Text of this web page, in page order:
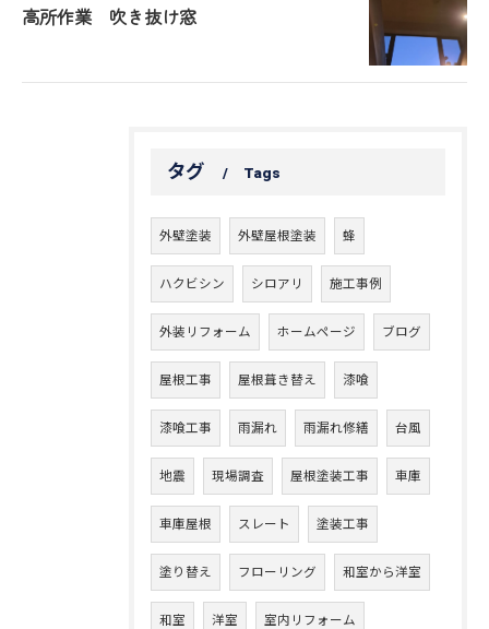
高所作業 吹き抜け窓
タグ Tags
外壁塗装 外壁屋根塗装 蜂
ハクビシン シロアリ 施工事例
外装リフォーム ホームページ ブログ
屋根工事 屋根葺き替え 漆喰
漆喰工事 雨漏れ 雨漏れ修繕 台風
地震 現場調査 屋根塗装工事 車庫
車庫屋根 スレート 塗装工事
塗り替え フローリング 和室から洋室
和室 洋室 室内リフォーム